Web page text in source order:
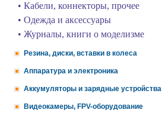
• Кабели, коннекторы, прочее
• Одежда и аксессуары
• Журналы, книги о моделизме
Резина, диски, вставки в колеса
Аппаратура и электроника
Аккумуляторы и зарядные устройства
Видеокамеры, FPV-оборудование